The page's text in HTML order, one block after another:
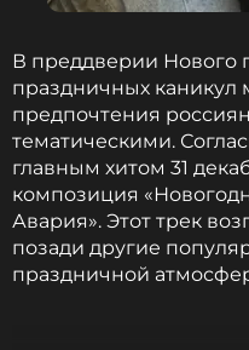
В преддверии Нового
праздничных каникул
предпочтения
тематическими.
главным хитом 31
композиция
Авария». Этот трек
позади другие
праздничной